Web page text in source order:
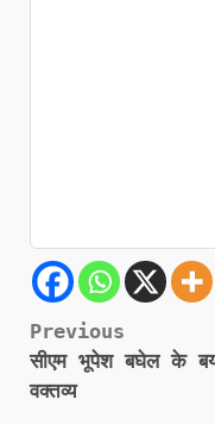
Post
navigation
Previous
सीएम भूपेश बघेल के
वक्तव्य